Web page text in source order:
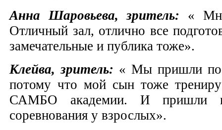
Анна Шаровьева, зритель: «
Отличный зал, отлично все
замечательные и публика тоже».
Клейва, зритель: « Мы пришли
потому что мой сын тоже
САМБО академии. И пришли
соревнования у взрослых».